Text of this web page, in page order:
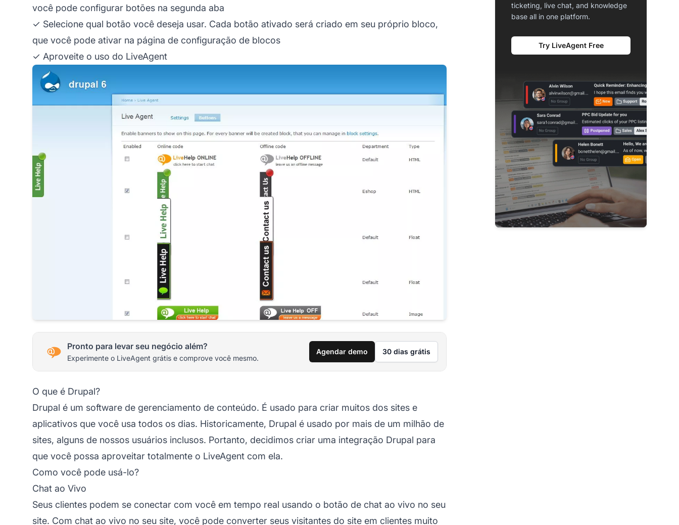
você pode configurar botões na segunda aba
✓ Selecione qual botão você deseja usar. Cada botão ativado será criado em seu próprio bloco,
que você pode ativar na página de configuração de blocos
✓ Aproveite o uso do LiveAgent
Pronto para levar seu negócio além?
Experimente o LiveAgent grátis e comprove você mesmo.
Agendar demo 30 dias grátis
O que é Drupal?
Drupal é um software de gerenciamento de conteúdo. É usado para criar muitos dos sites e
aplicativos que você usa todos os dias. Historicamente, Drupal é usado por mais de um milhão de
sites, alguns de nossos usuários inclusos. Portanto, decidimos criar uma integração Drupal para
que você possa aproveitar totalmente o LiveAgent com ela.
Como você pode usá-lo?
Chat ao Vivo
Seus clientes podem se conectar com você em tempo real usando o botão de chat ao vivo no seu
site. Com chat ao vivo no seu site, você pode converter seus visitantes do site em clientes muito
ticketing, live chat, and knowledge
base all in one platform.
Try LiveAgent Free